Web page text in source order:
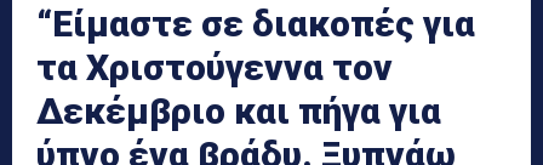
“Είμαστε σε διακοπές για
τα Χριστούγεννα τον
Δεκέμβριο και πήγα για
ύπνο ένα βράδυ. Ξυπνάω